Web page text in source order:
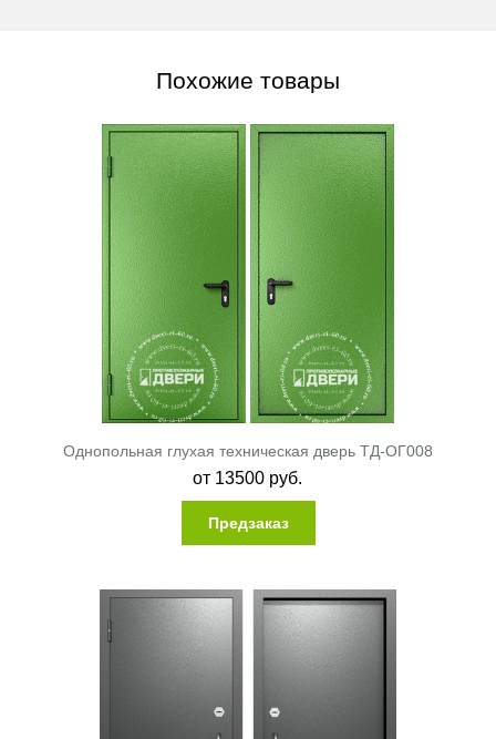
Похожие товары
Однопольная глухая техническая дверь ТД-ОГ008
от 13500 руб.
Предзаказ